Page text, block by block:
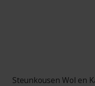
Steunkousen Wol en